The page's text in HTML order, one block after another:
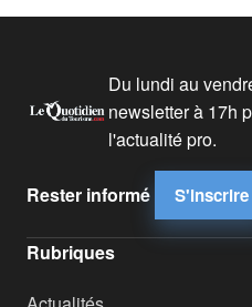
Du lundi au
newsletter à 17h
l'actualité pro.
Rester informé S'inscrire
Rubriques